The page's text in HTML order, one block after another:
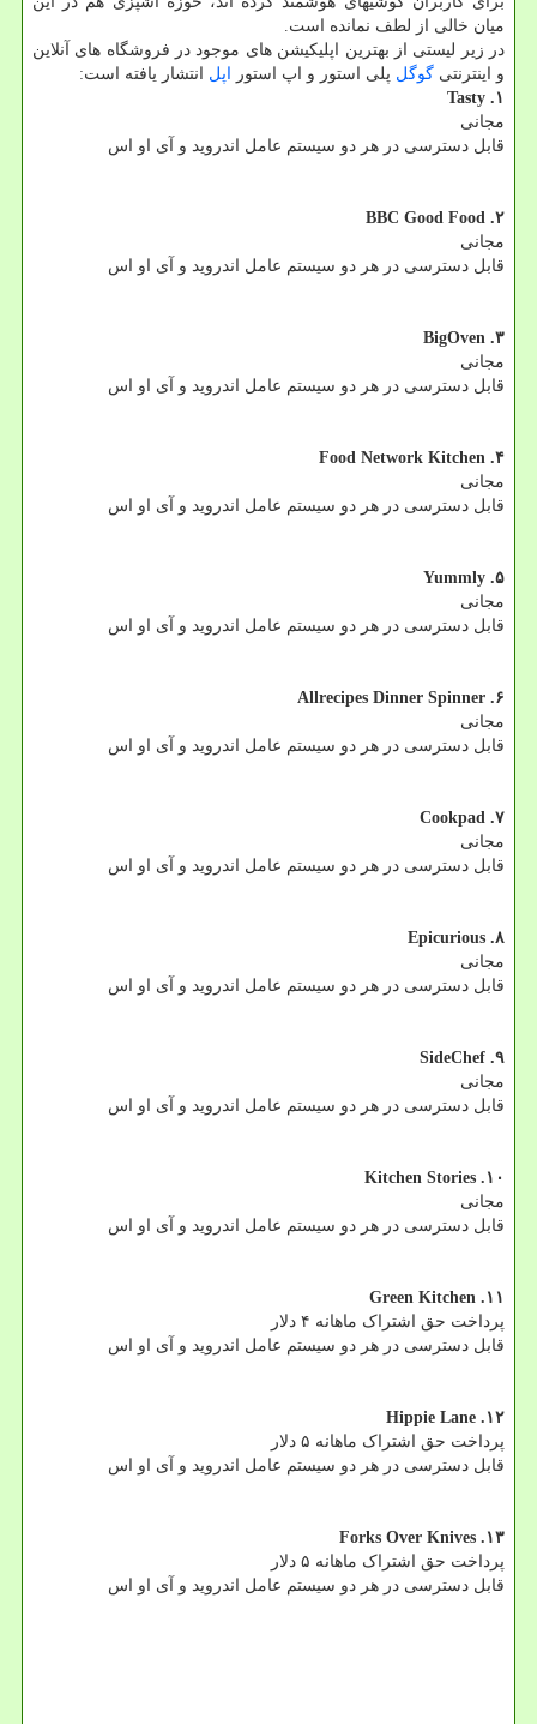
میان خالی از لطف نمانده است.
در زیر لیستی از بهترین اپلیکیشن های موجود در فروشگاه های آنلاین
و اینترنتی گوگل پلی استور و اپ استور اپل انتشار یافته است:
۱. Tasty
مجانی
قابل دسترسی در هر دو سیستم عامل اندروید و آی او اس
۲. BBC Good Food
مجانی
قابل دسترسی در هر دو سیستم عامل اندروید و آی او اس
۳. BigOven
مجانی
قابل دسترسی در هر دو سیستم عامل اندروید و آی او اس
۴. Food Network Kitchen
مجانی
قابل دسترسی در هر دو سیستم عامل اندروید و آی او اس
۵. Yummly
مجانی
قابل دسترسی در هر دو سیستم عامل اندروید و آی او اس
۶. Allrecipes Dinner Spinner
مجانی
قابل دسترسی در هر دو سیستم عامل اندروید و آی او اس
۷. Cookpad
مجانی
قابل دسترسی در هر دو سیستم عامل اندروید و آی او اس
۸. Epicurious
مجانی
قابل دسترسی در هر دو سیستم عامل اندروید و آی او اس
۹. SideChef
مجانی
قابل دسترسی در هر دو سیستم عامل اندروید و آی او اس
۱۰. Kitchen Stories
مجانی
قابل دسترسی در هر دو سیستم عامل اندروید و آی او اس
۱۱. Green Kitchen
پرداخت حق اشتراک ماهانه ۴ دلار
قابل دسترسی در هر دو سیستم عامل اندروید و آی او اس
۱۲. Hippie Lane
پرداخت حق اشتراک ماهانه ۵ دلار
قابل دسترسی در هر دو سیستم عامل اندروید و آی او اس
۱۳. Forks Over Knives
پرداخت حق اشتراک ماهانه ۵ دلار
قابل دسترسی در هر دو سیستم عامل اندروید و آی او اس